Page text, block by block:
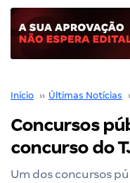
Início ›› Últimas Notícias
Concursos
concurso do
Um dos concursos